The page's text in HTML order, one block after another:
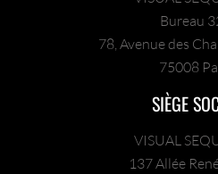
Bureau
78, Avenue des
75008
SIÈGE
VISUAL
137 Allée